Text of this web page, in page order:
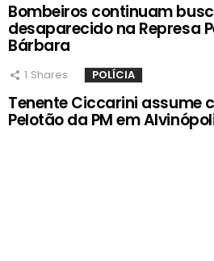
Bombeiros continuam
desaparecido na Represa
Bárbara
1 Shares POLÍCIA
Tenente Ciccarini assume
Pelotão da PM em